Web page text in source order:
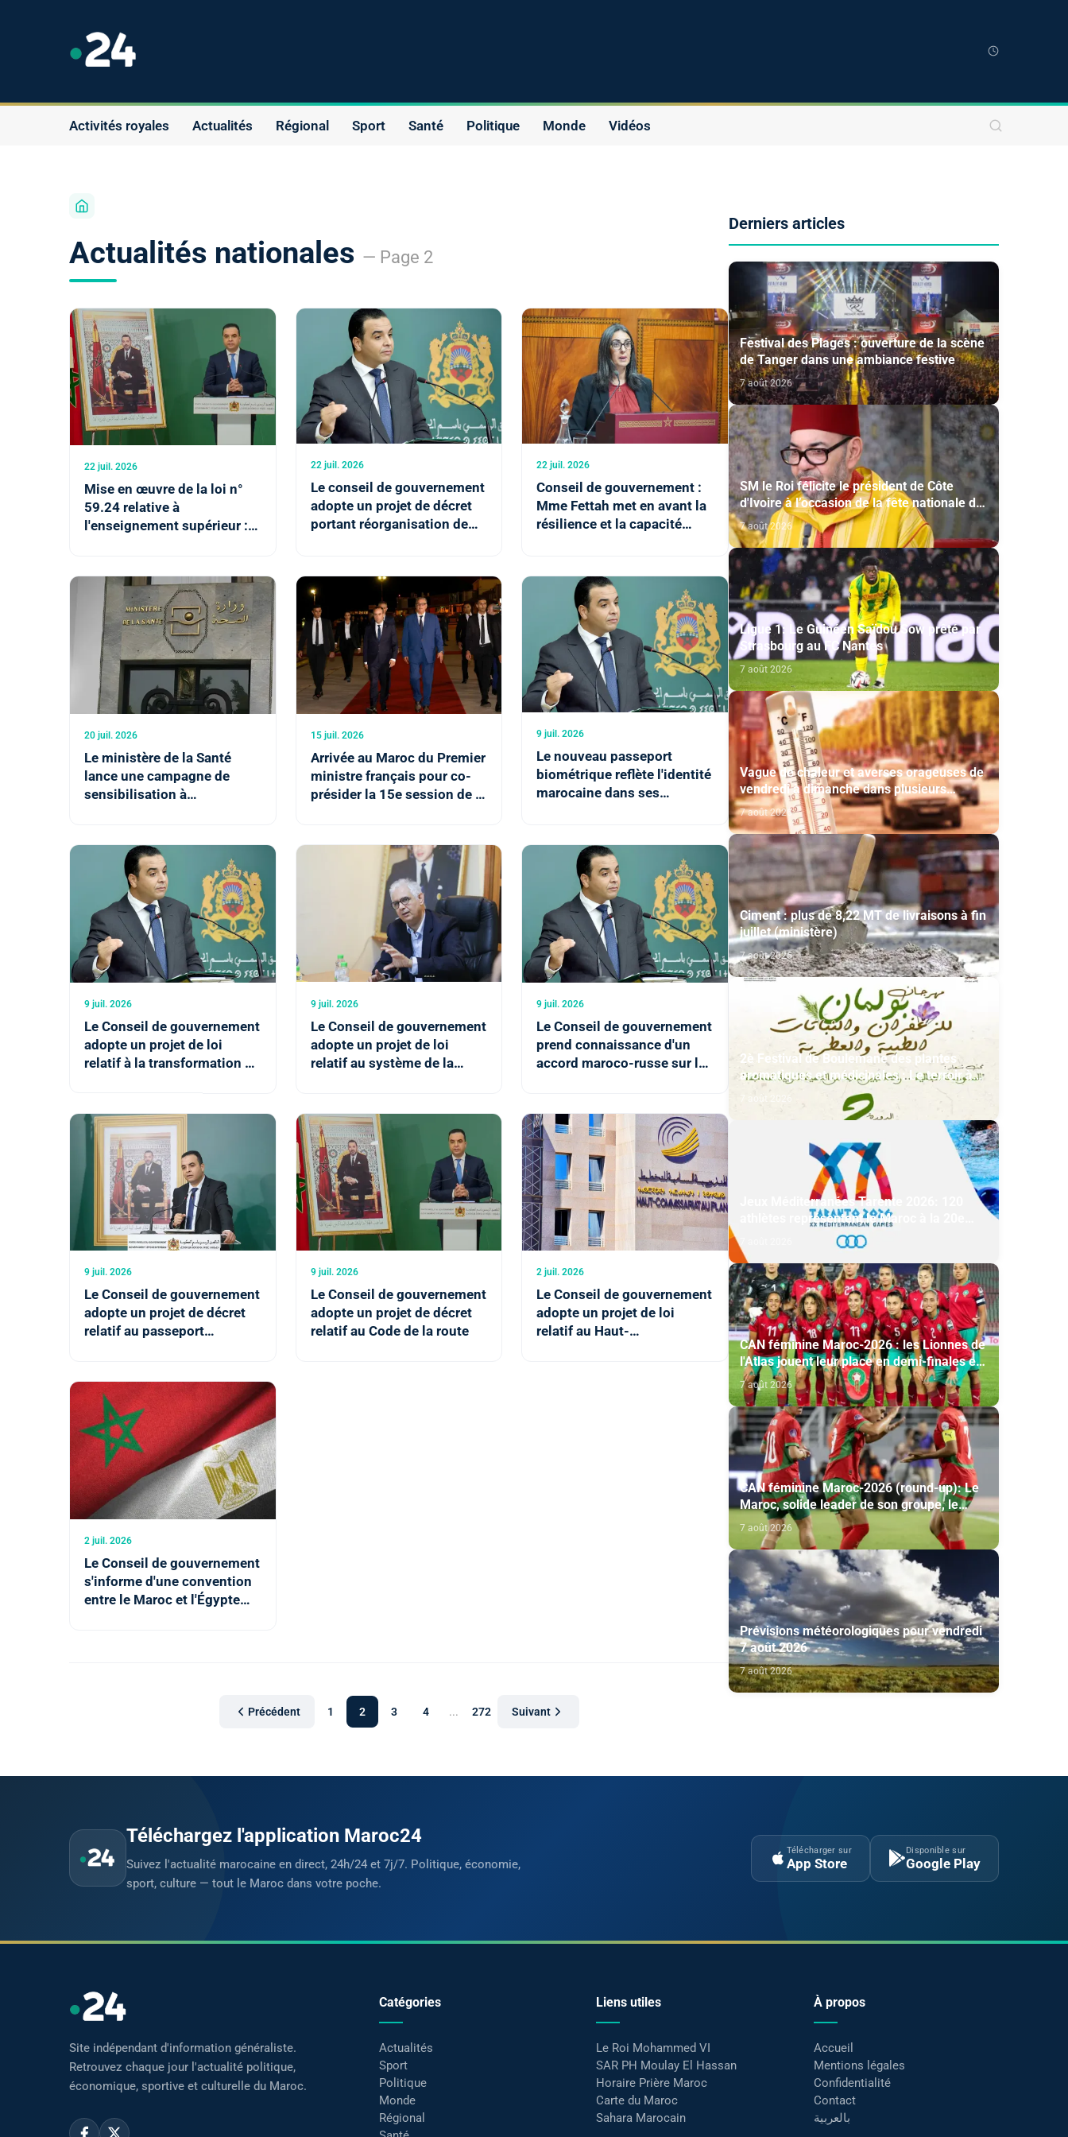
Activités royales Actualités Régional Sport Santé Politique Monde Vidéos
Actualités nationales — Page 2
22 juil. 2026
Mise en œuvre de la loi n°
59.24 relative à
l'enseignement supérieur :
décret
22 juil. 2026
Le conseil de gouvernement
adopte un projet de décret
portant réorganisation de
22 juil. 2026
Conseil de gouvernement :
Mme Fettah met en avant la
résilience et la capacité
20 juil. 2026
Le ministère de la Santé
lance une campagne de
sensibilisation à
diversifiée
15 juil. 2026
Arrivée au Maroc du Premier
ministre français pour co-
présider la 15e session de la
9 juil. 2026
Le nouveau passeport
biométrique reflète l'identité
marocaine dans ses
9 juil. 2026
Le Conseil de gouvernement
adopte un projet de loi
relatif à la transformation du
9 juil. 2026
Le Conseil de gouvernement
adopte un projet de loi
relatif au système de la
marocaine de météorologie
9 juil. 2026
Le Conseil de gouvernement
prend connaissance d'un
accord maroco-russe sur le
9 juil. 2026
Le Conseil de gouvernement
adopte un projet de décret
relatif au passeport
9 juil. 2026
Le Conseil de gouvernement
adopte un projet de décret
relatif au Code de la route
2 juil. 2026
Le Conseil de gouvernement
adopte un projet de loi
relatif au Haut-
2 juil. 2026
Le Conseil de gouvernement
s'informe d'une convention
entre le Maroc et l'Égypte
Précédent 1 2 3 4 ... 272 Suivant
Derniers articles
Festival des Plages : ouverture de la scène
de Tanger dans une ambiance festive
7 août 2026
SM le Roi félicite le président de Côte
d'Ivoire à l’occasion de la fête nationale de
son pays
7 août 2026
Ligue 1: Le Guinéen Saïdou Sow prêté par
Strasbourg au FC Nantes
7 août 2026
Vague de chaleur et averses orageuses de
vendredi à dimanche dans plusieurs
provinces du Royaume (Bulletin d'alerte)
7 août 2026
Ciment : plus de 8,22 MT de livraisons à fin
juillet (ministère)
7 août 2026
2è Festival de Boulemane des plantes
aromatiques et médicinales : Le terroir à
l’honneur
7 août 2026
Jeux Méditerranées Tarente 2026: 120
athlètes représentent le Maroc à la 20e
CAN féminine Maroc-2026 : les Lionnes de
l'Atlas jouent leur place en demi-finales et
leur qualification au Mondial-2027
7 août 2026
CAN féminine Maroc-2026 (round-up): Le
Maroc, solide leader de son groupe, le
conte de fées du Malawi se poursuit
7 août 2026
Prévisions météorologiques pour vendredi
7 août 2026
7 août 2026
Téléchargez l'application Maroc24
Suivez l'actualité marocaine en direct, 24h/24 et 7j/7. Politique, économie,
sport, culture — tout le Maroc dans votre poche.
Télécharger sur
App Store
Disponible sur
Google Play
Site indépendant d'information généraliste.
Retrouvez chaque jour l'actualité politique,
économique, sportive et culturelle du Maroc.
Catégories
Actualités
Sport
Politique
Monde
Régional
Liens utiles
Le Roi Mohammed VI
SAR PH Moulay El Hassan
Horaire Prière Maroc
Carte du Maroc
Sahara Marocain
À propos
Accueil
Mentions légales
Confidentialité
Contact
بالعربية